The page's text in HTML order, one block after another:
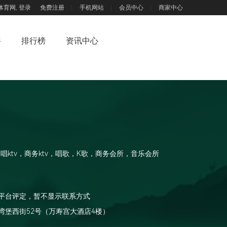
育网, 登录 免费注册 手机网站 会员中心 商家中心
排行榜 资讯中心
ktv，商务ktv，唱歌，K歌，商务会所，音乐会所
台评定，暂不显示联系方式
堡西街52号（万寿宫大酒店4楼）